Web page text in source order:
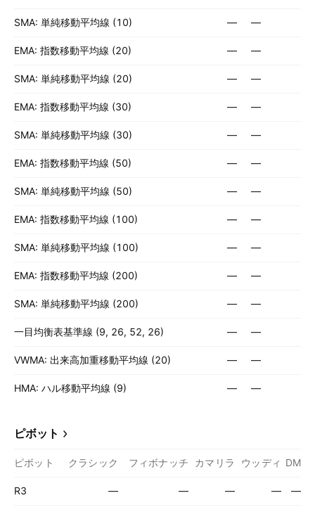
SMA: 単純移動平均線 (10) — —
EMA: 指数移動平均線 (20) — —
SMA: 単純移動平均線 (20) — —
EMA: 指数移動平均線 (30) — —
SMA: 単純移動平均線 (30) — —
EMA: 指数移動平均線 (50) — —
SMA: 単純移動平均線 (50) — —
EMA: 指数移動平均線 (100) — —
SMA: 単純移動平均線 (100) — —
EMA: 指数移動平均線 (200) — —
SMA: 単純移動平均線 (200) — —
一目均衡表基準線 (9, 26, 52, 26) — —
VWMA: 出来高加重移動平均線 (20) — —
HMA: ハル移動平均線 (9) — —
ピボット
ピボット クラシック フィボナッチ カマリラ ウッディ DM
R3 — — — — —